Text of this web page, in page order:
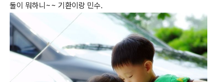
둘이 뭐하니~~ 기환이랑 민수.